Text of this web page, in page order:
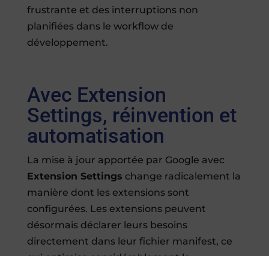
frustrante et des interruptions non
planifiées dans le workflow de
développement.
Avec Extension
Settings, réinvention et
automatisation
La mise à jour apportée par Google avec
Extension Settings change radicalement la
manière dont les extensions sont
configurées. Les extensions peuvent
désormais déclarer leurs besoins
directement dans leur fichier manifest, ce